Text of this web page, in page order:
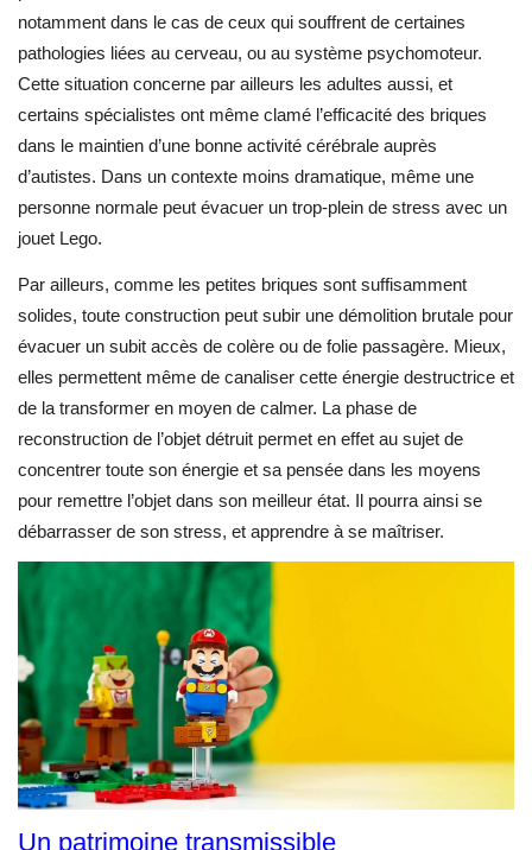
notamment dans le cas de ceux qui souffrent de certaines
pathologies liées au cerveau, ou au système psychomoteur.
Cette situation concerne par ailleurs les adultes aussi, et
certains spécialistes ont même clamé l’efficacité des briques
dans le maintien d’une bonne activité cérébrale auprès
d’autistes. Dans un contexte moins dramatique, même une
personne normale peut évacuer un trop-plein de stress avec un
jouet Lego.
Par ailleurs, comme les petites briques sont suffisamment
solides, toute construction peut subir une démolition brutale pour
évacuer un subit accès de colère ou de folie passagère. Mieux,
elles permettent même de canaliser cette énergie destructrice et
de la transformer en moyen de calmer. La phase de
reconstruction de l’objet détruit permet en effet au sujet de
concentrer toute son énergie et sa pensée dans les moyens
pour remettre l’objet dans son meilleur état. Il pourra ainsi se
débarrasser de son stress, et apprendre à se maîtriser.
Un patrimoine transmissible